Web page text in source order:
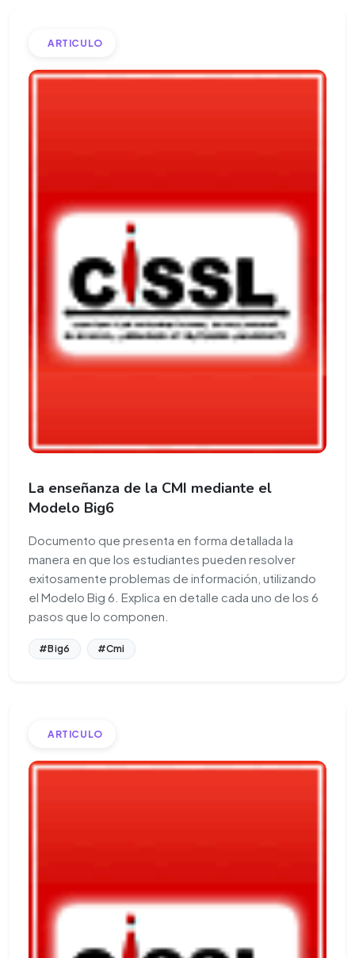
ARTICULO
La enseñanza de la CMI mediante el
Modelo Big6
Documento que presenta en forma detallada la
manera en que los estudiantes pueden resolver
exitosamente problemas de información, utilizando
el Modelo Big 6. Explica en detalle cada uno de los 6
pasos que lo componen.
#Big6 #Cmi
ARTICULO